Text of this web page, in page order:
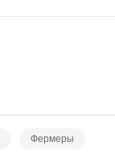
Фермеры